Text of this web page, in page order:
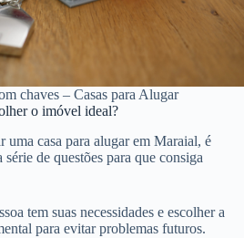
chaves – Casas para Alugar
o imóvel ideal?
casa para alugar em Maraial, é
de questões para que consiga
tem suas necessidades e escolher a
para evitar problemas futuros.